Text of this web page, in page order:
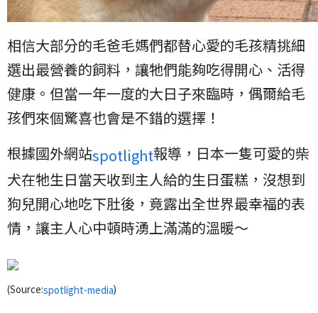
相信大部分的毛爸毛媽們都替心愛的毛孩精挑細
選出最營養的飼料，讓牠們能夠吃得開心、活得
健康。但當一年一度的大日子來臨時，偶爾給毛
孩們來個驚喜也會是不錯的選擇！
根據國外網站spotlight報導，日本一隻可愛的柴
犬在牠生日當天收到主人給的生日蛋糕，沒想到
狗兒開心地吃下肚後，竟露出全世界最幸福的表
情，讓主人心中頓時湧上滿滿的溫暖～
(Source:spotlight-media)